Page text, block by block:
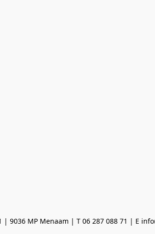
| 9036 MP Menaam | T 06 287 088 71 | E